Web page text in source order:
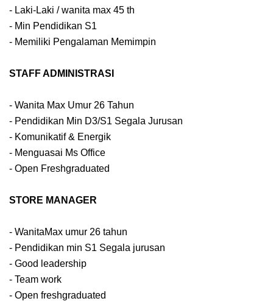
- Laki-Laki / wanita max 45 th
- Min Pendidikan S1
- Memiliki Pengalaman Memimpin
STAFF ADMINISTRASI
- Wanita Max Umur 26 Tahun
- Pendidikan Min D3/S1 Segala Jurusan
- Komunikatif & Energik
- Menguasai Ms Office
- Open Freshgraduated
STORE MANAGER
- WanitaMax umur 26 tahun
- Pendidikan min S1 Segala jurusan
- Good leadership
- Team work
- Open freshgraduated